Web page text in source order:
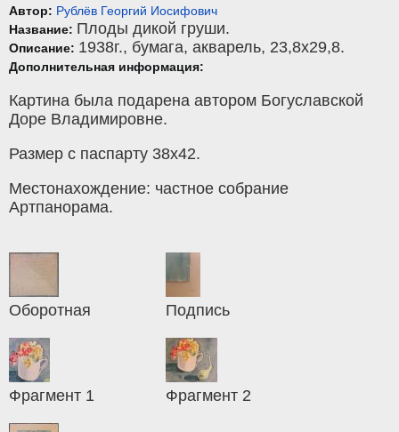
Автор: Рублёв Георгий Иосифович
Название: Плоды дикой груши.
Описание: 1938г., бумага, акварель, 23,8x29,8.
Дополнительная информация:
Картина была подарена автором Богуславской
Доре Владимировне.
Размер с паспарту 38х42.
Местонахождение: частное собрание
Артпанорама.
Оборотная Подпись
Фрагмент 1 Фрагмент 2